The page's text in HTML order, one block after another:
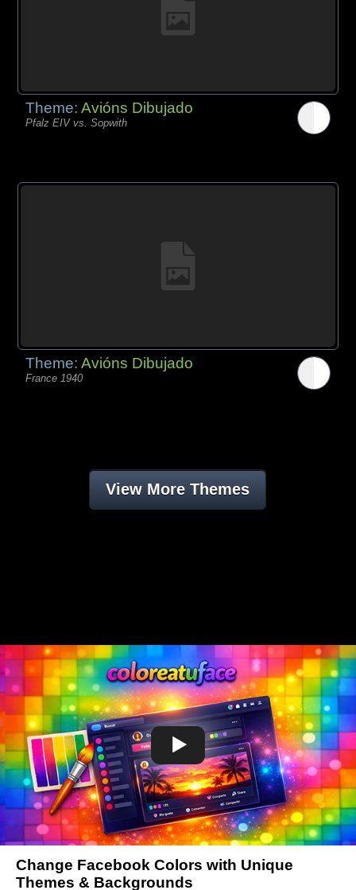
Theme:Avións Dibujado
Pfalz EIV vs. Sopwith
Theme:Avións Dibujado
France 1940
View More Themes
Change Facebook Colors with Unique
Themes & Backgrounds